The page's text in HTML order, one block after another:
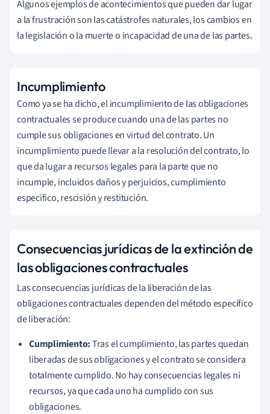
Algunos ejemplos de acontecimientos que pueden dar lugar
a la frustración son las catástrofes naturales, los cambios en
la legislación o la muerte o incapacidad de una de las partes.
Incumplimiento
Como ya se ha dicho, el incumplimiento de las obligaciones
contractuales se produce cuando una de las partes no
cumple sus obligaciones en virtud del contrato. Un
incumplimiento puede llevar a la resolución del contrato, lo
que da lugar a recursos legales para la parte que no
incumple, incluidos daños y perjuicios, cumplimiento
específico, rescisión y restitución.
Consecuencias jurídicas de la extinción de
las obligaciones contractuales
Las consecuencias jurídicas de la liberación de las
obligaciones contractuales dependen del método específico
de liberación:
Cumplimiento:Tras el cumplimiento, las partes quedan
liberadas de sus obligaciones y el contrato se considera
totalmente cumplido. No hay consecuencias legales ni
recursos, ya que cada uno ha cumplido con sus
obligaciones.